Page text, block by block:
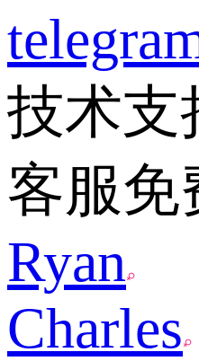
技术支
客服免
Ryan
Charles